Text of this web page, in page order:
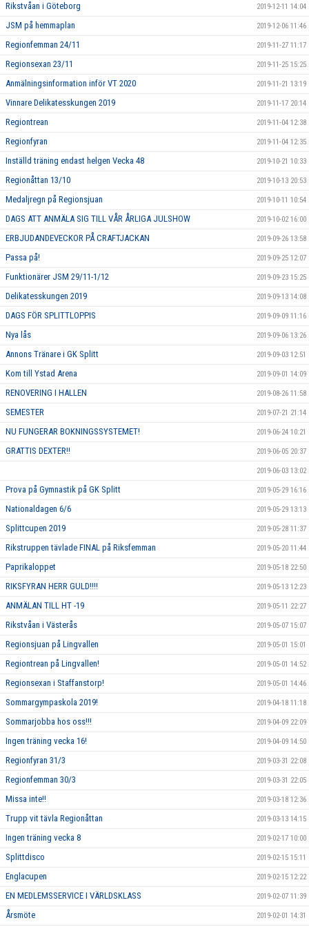
Rikstvåan i Göteborg 2019-12-11 14:04
JSM på hemmaplan 2019-12-06 11:46
Regionfemman 24/11 2019-11-27 11:17
Regionsexan 23/11 2019-11-25 15:25
Anmälningsinformation inför VT 2020 2019-11-21 13:19
Vinnare Delikatesskungen 2019 2019-11-17 20:14
Regiontrean 2019-11-04 12:38
Regionfyran 2019-11-04 12:35
Inställd träning endast helgen Vecka 48 2019-10-21 10:33
Regionåttan 13/10 2019-10-13 20:53
Medaljregn på Regionsjuan 2019-10-11 10:54
DAGS ATT ANMÄLA SIG TILL VÅR ÅRLIGA JULSHOW 2019-10-02 16:00
ERBJUDANDEVECKOR PÅ CRAFTJACKAN 2019-09-26 13:58
Passa på! 2019-09-25 12:07
Funktionärer JSM 29/11-1/12 2019-09-23 15:25
Delikatesskungen 2019 2019-09-13 14:08
DAGS FÖR SPLITTLOPPIS 2019-09-09 11:16
Nya lås 2019-09-06 13:26
Annons Tränare i GK Splitt 2019-09-03 12:51
Kom till Ystad Arena 2019-09-01 14:09
RENOVERING I HALLEN 2019-08-26 11:58
SEMESTER 2019-07-21 21:14
NU FUNGERAR BOKNINGSSYSTEMET! 2019-06-24 10:21
GRATTIS DEXTER!! 2019-06-05 20:37
2019-06-03 13:02
Prova på Gymnastik på GK Splitt 2019-05-29 16:16
Nationaldagen 6/6 2019-05-29 13:13
Splittcupen 2019 2019-05-28 11:37
Rikstruppen tävlade FINAL på Riksfemman 2019-05-20 11:44
Paprikaloppet 2019-05-18 22:50
RIKSFYRAN HERR GULD!!!! 2019-05-13 12:23
ANMÄLAN TILL HT -19 2019-05-11 22:27
Rikstvåan i Västerås 2019-05-07 15:07
Regionsjuan på Lingvallen 2019-05-01 15:01
Regiontrean på Lingvallen! 2019-05-01 14:52
Regionsexan i Staffanstorp! 2019-05-01 14:46
Sommargympaskola 2019! 2019-04-18 11:18
Sommarjobba hos oss!!! 2019-04-09 22:09
Ingen träning vecka 16! 2019-04-09 14:50
Regionfyran 31/3 2019-03-31 22:08
Regionfemman 30/3 2019-03-31 22:05
Missa inte!! 2019-03-18 12:36
Trupp vit tävla Regionåttan 2019-03-13 14:15
Ingen träning vecka 8 2019-02-17 10:00
Splittdisco 2019-02-15 15:11
Englacupen 2019-02-15 12:22
EN MEDLEMSSERVICE I VÄRLDSKLASS 2019-02-07 11:39
Årsmöte 2019-02-01 14:31